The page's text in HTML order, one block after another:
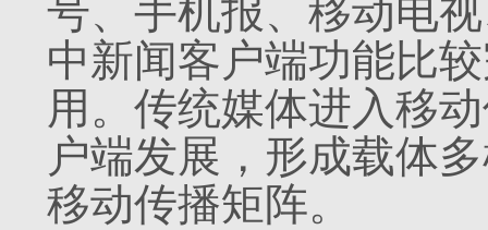
号、手机报、移动电
中新闻客户端功能比
用。传统媒体进入移
户端发展，形成载体
移动传播矩阵。